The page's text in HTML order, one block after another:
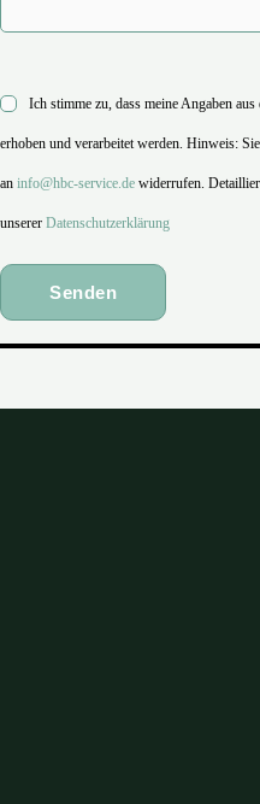
Ich stimme zu, dass meine Angaben
erhoben und verarbeitet werden. Hinweis:
an info@hbc-service.de widerrufen.
unserer Datenschutzerklärung